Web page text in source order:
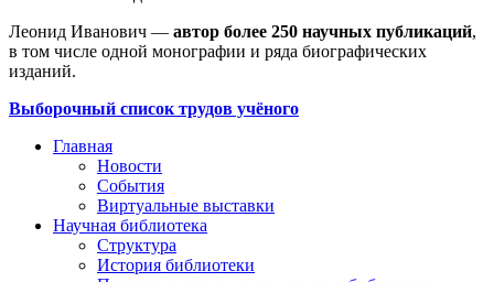
Леонид Иванович — автор более 250 научных публикаций,
в том числе одной монографии и ряда биографических
изданий.
Выборочный список трудов учёного
Главная
Новости
События
Виртуальные выставки
Научная библиотека
Структура
История библиотеки